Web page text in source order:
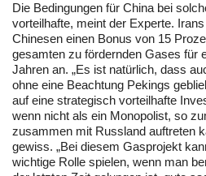
Die Bedingungen für China bei
vorteilhafte, meint der Experte.
Chinesen einen Bonus von 15
gesamten zu fördernden Gases für
Jahren an. „Es ist natürlich, dass
ohne eine Beachtung Pekings
auf eine strategisch vorteilhafte
wenn nicht als ein Monopolist, so
zusammen mit Russland auftreten
gewiss. „Bei diesem Gasprojekt
wichtige Rolle spielen, wenn man